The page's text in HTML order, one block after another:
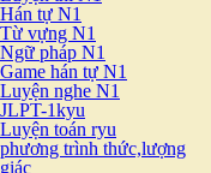
Hán tự N1
Từ vựng N1
Ngữ pháp N1
Game hán tự N1
Luyện nghe N1
JLPT-1kyu
Luyện toán ryu
phương trình thức,lượng
giác